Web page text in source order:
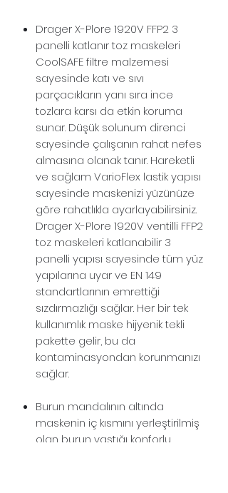
Drager X-Plore 1920V FFP2 3
panelli katlanır toz maskeleri
CoolSAFE filtre malzemesi
sayesinde katı ve sıvı
parçacıkların yanı sıra ince
tozlara karsı da etkin koruma
sunar. Düşük solunum direnci
sayesinde çalışanın rahat nefes
almasına olanak tanır. Hareketli
ve sağlam VarioFlex lastik yapısı
sayesinde maskenizi yüzünüze
göre rahatlıkla ayarlayabilirsiniz.
Drager X-Plore 1920V ventilli FFP2
toz maskeleri katlanabilir 3
panelli yapısı sayesinde tüm yüz
yapılarına uyar ve EN 149
standartlarının emrettiği
sızdırmazlığı sağlar. Her bir tek
kullanımlık maske hijyenik tekli
pakette gelir, bu da
kontaminasyondan korunmanızı
sağlar.
Burun mandalının altında
maskenin iç kısmını yerleştirilmiş
olan burun yastığı konforlu